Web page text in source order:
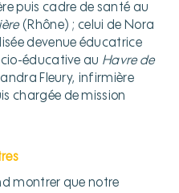
puis cadre de santé au
(Rhône) ; celui de Nora
devenue éducatrice
éducative au Havre de
Fleury, infirmière
chargée de mission
montrer que notre